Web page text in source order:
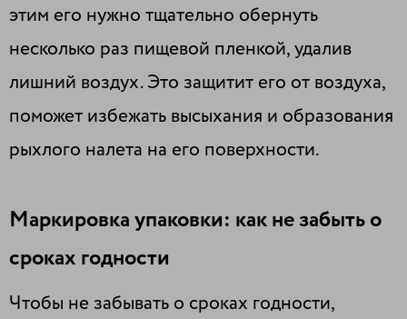
этим его нужно тщательно обернуть
несколько раз пищевой пленкой, удалив
лишний воздух. Это защитит его от воздуха,
поможет избежать высыхания и образования
рыхлого налета на его поверхности.
Маркировка упаковки: как не забыть о
сроках годности
Чтобы не забывать о сроках годности,